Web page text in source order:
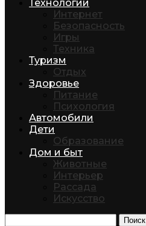
Технологии
Интернет
Безопасность
Игры
Техника
Туризм
Отдых
Здоровье
Питание
Психология
Автомобили
Дети
Образование
Дом и быт
Животные
Интерьер
Рассада
Искусство
Поиск